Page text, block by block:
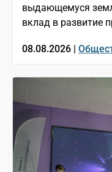
выдающемуся
вклад в развитие
08.08.2026 |